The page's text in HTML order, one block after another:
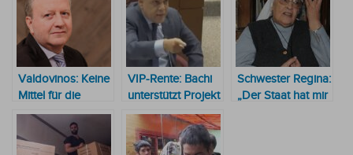
Valdovinos: Keine
Mittel für die
Infrastrukturprojekte,
aber für 15.000
neue Stellen beim
VIP-Rente: Bachi
unterstützt Projekt
der
Abgeordneten,
das das
Schwester Regina:
„Der Staat hat mir